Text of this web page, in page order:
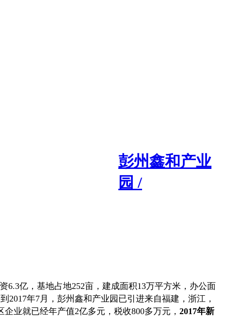
彭州鑫和产业
园 /
6.3亿，基地占地252亩，建成面积13万平方米，办公面
2017年7月，彭州鑫和产业园已引进来自福建，浙江，
企业就已经年产值2亿多元，税收800多万元， 2017年新